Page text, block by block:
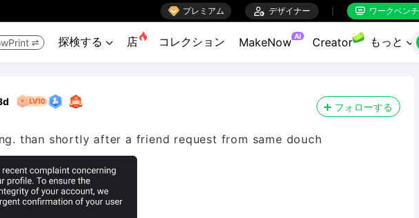
 プレミアム  デザイナー  ワークベンチ
 探検する  店 コレクション MakeNow AI Creator もっと 
フォローする
than shortly after a friend request from same douch